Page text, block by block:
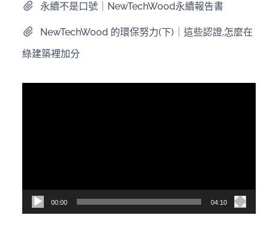
永續不是口號｜NewTechWood永續報告書
NewTechWood 的環保努力(下)｜這些認證,怎麼在
綠建築裡加分
00:00 04:10